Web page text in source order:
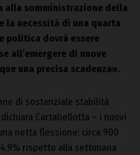
alla somministrazione della
la necessità di una quarta
politica dovrà essere
all’emergere di nuove
una precisa scadenza».
di sostanziale stabilità
Cartabellotta – i nuovi
netta flessione: circa 900
rispetto alla settimana